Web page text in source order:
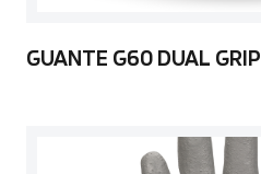
GUANTE G60 DUAL GRIP